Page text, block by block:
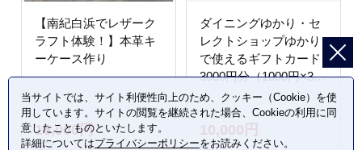
【南紀白浜でレザーク
ラフト体験！】本革キ
ーケース作り
16,000円
ダイニングゆかり・セ
レクトショップゆかり
で使えるギフトカード
3000円分（1000円×3
枚）
10,000円
当サイトでは、サイト利便性向上のため、クッキー（Cookie）を使
用しています。サイトの閲覧を継続された場合、Cookieの利用に同
意したことものといたします。
詳細についてはプライバシーポリシーをお読みください。